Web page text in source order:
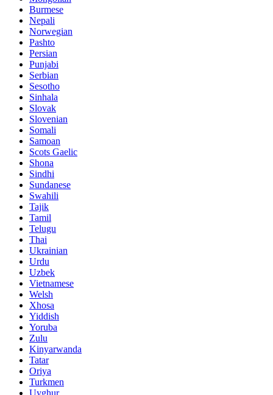
Burmese
Nepali
Norwegian
Pashto
Persian
Punjabi
Serbian
Sesotho
Sinhala
Slovak
Slovenian
Somali
Samoan
Scots Gaelic
Shona
Sindhi
Sundanese
Swahili
Tajik
Tamil
Telugu
Thai
Ukrainian
Urdu
Uzbek
Vietnamese
Welsh
Xhosa
Yiddish
Yoruba
Zulu
Kinyarwanda
Tatar
Oriya
Turkmen
Uyghur